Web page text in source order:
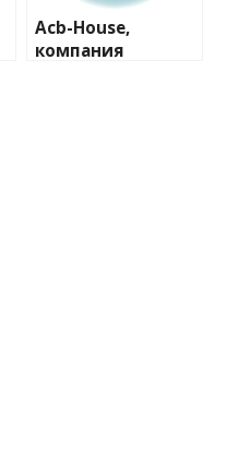
Acb-House,
компания